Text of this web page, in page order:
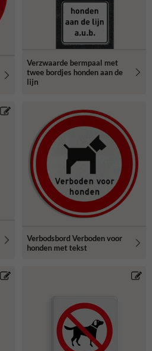
Verzwaarde bermpaal met
twee bordjes honden aan de
lijn
Verbodsbord Verboden voor
honden met tekst